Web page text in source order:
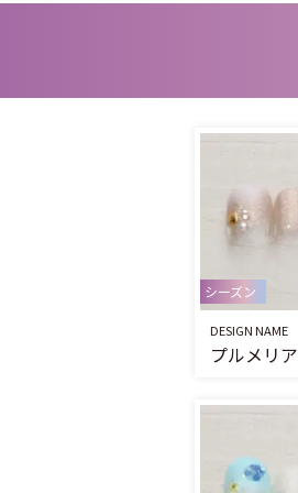
シーズン
DESIGN NAME
プルメリア